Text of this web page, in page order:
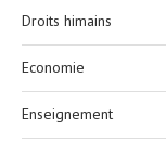
Droits himains
Economie
Enseignement